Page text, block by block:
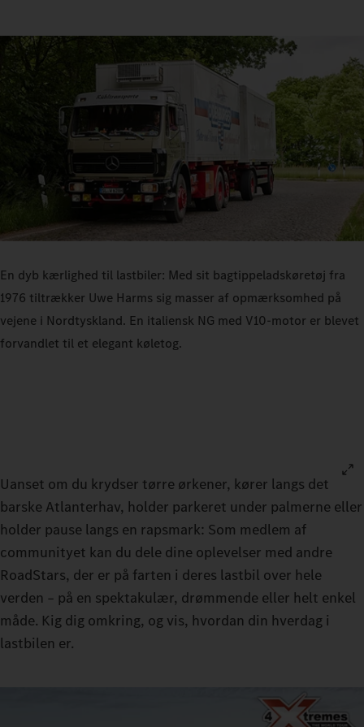
En dyb kærlighed til lastbiler: Med sit bagtippeladskøretøj fra
1976 tiltrækker Uwe Harms sig masser af opmærksomhed på
vejene i Nordtyskland. En italiensk NG med V10-motor er blevet
forvandlet til et elegant køletog.
Uanset om du krydser tørre ørkener, kører langs det
barske Atlanterhav, holder parkeret under palmerne eller
holder pause langs en rapsmark: Som medlem af
communityet kan du dele dine oplevelser med andre
RoadStars, der er på farten i deres lastbil over hele
verden – på en spektakulær, drømmende eller helt enkel
måde. Kig dig omkring, og vis, hvordan din hverdag i
lastbilen er.